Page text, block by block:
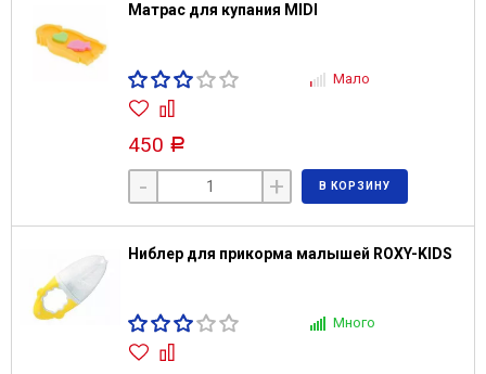
Матрас для купания MIDI
Мало
450 Р
- + В КОРЗИНУ
Ниблер для прикорма малышей ROXY-KIDS
Много